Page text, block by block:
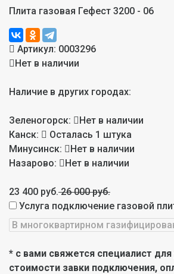
Плита газовая Гефест 3200 - 06
Артикул: 0003296
Нет в наличии
Наличие в других городах:
Зеленогорск:
Нет в наличии
Канск:
Осталась 1 штука
Минусинск:
Нет в наличии
Назарово:
Нет в наличии
23 400 руб.26 000 руб.
Услуга подключение газовой
* с вами свяжется специалист для
стоимости завки подключения,